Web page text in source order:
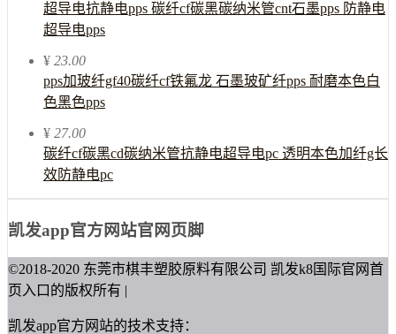
超导电抗静电pps 碳纤cf碳黑碳纳米管cnt石墨pps 防静电
超导电pps
¥ 23.00
pps加玻纤gf40碳纤cf铁氟龙 石墨玻矿纤pps 耐磨本色白
色黑色pps
¥ 27.00
碳纤cf碳黑cd碳纳米管抗静电超导电pc 透明本色加纤g长
效防静电pc
凯发app官方网站官网页脚
©2018-2020 东莞市棋丰塑胶原料有限公司 凯发k8国际官网首
页入口的版权所有 |
凯发app官方网站的技术支持：